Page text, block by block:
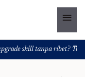
menu
skill tanpa ribet?